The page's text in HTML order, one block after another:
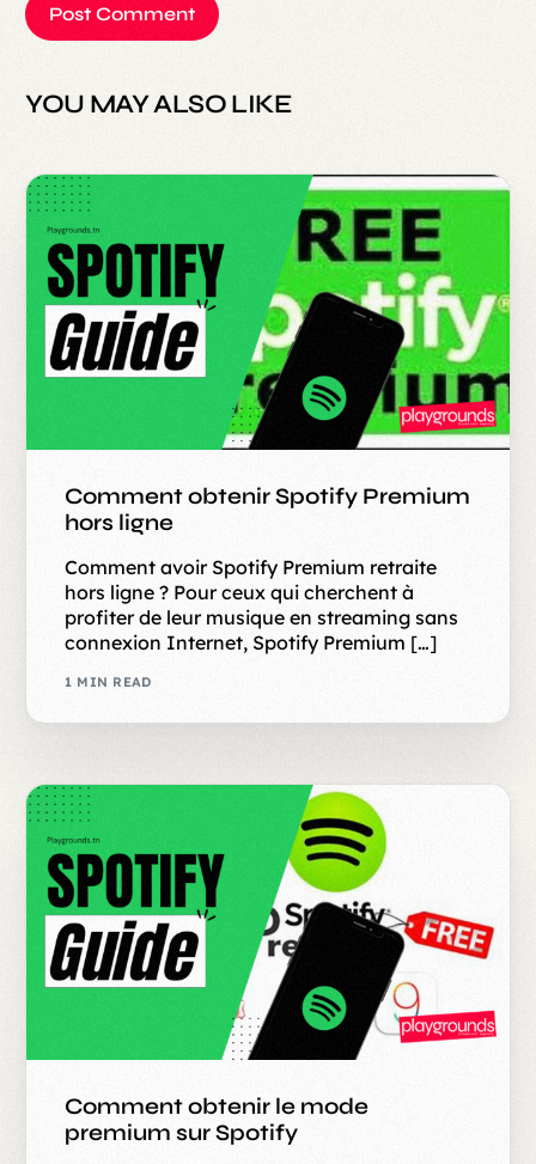
YOU MAY ALSO LIKE
Comment obtenir Spotify Premium
hors ligne
Comment avoir Spotify Premium retraite
hors ligne ? Pour ceux qui cherchent à
profiter de leur musique en streaming sans
connexion Internet, Spotify Premium […]
1 MIN READ
Comment obtenir le mode
premium sur Spotify